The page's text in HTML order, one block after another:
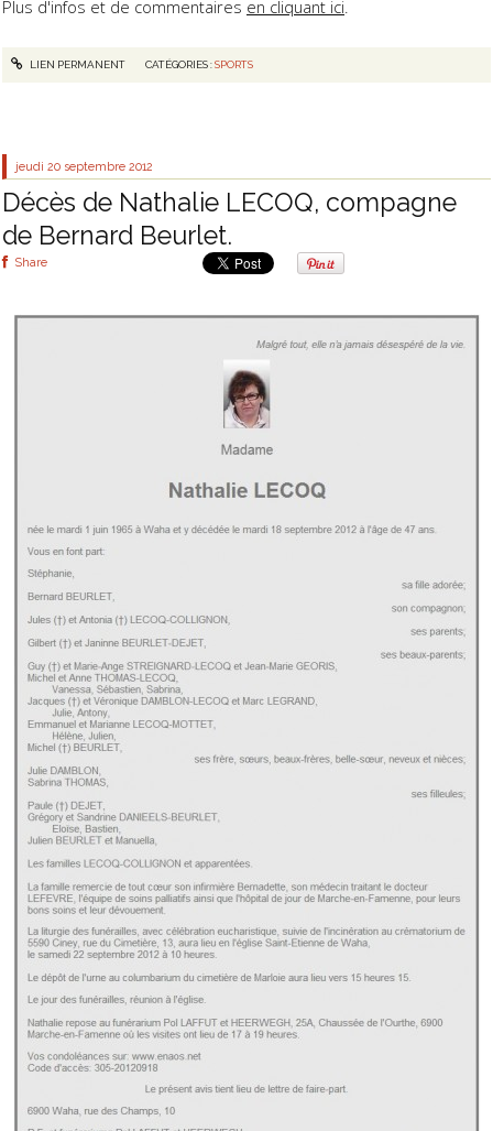
Plus d'infos et de commentaires en cliquant ici.
LIEN PERMANENT CATÉGORIES :SPORTS
jeudi 20 septembre 2012
Décès de Nathalie LECOQ, compagne
de Bernard Beurlet.
Share